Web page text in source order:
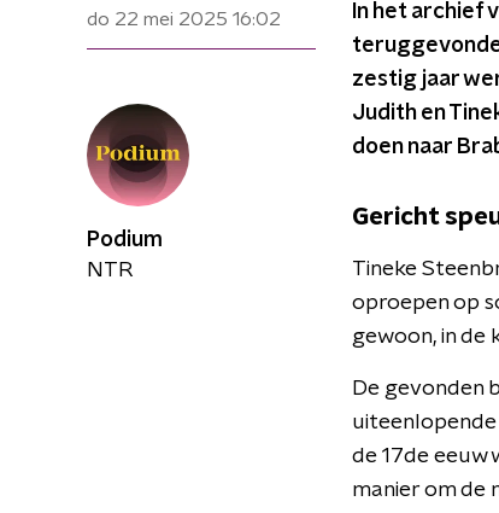
do 22 mei 2025 16:02
In het archief
zestig jaar
Judith en
doen naar
Gericht
Tineke
oproepen op
gewoon, in de
De gevonden
de 17de eeuw
manier om de
Podium
NTR